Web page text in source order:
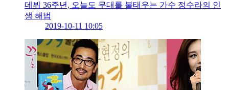
데뷔 36주년, 오늘도 무대를 불태우는 가수 정수라의 인
생 해법
2019-10-11 10:05